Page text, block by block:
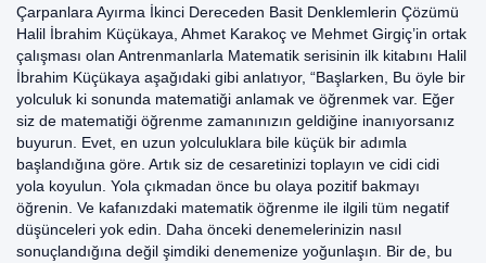
Çarpanlara Ayırma İkinci Dereceden Basit Denklemlerin Çözümü
Halil İbrahim Küçükaya, Ahmet Karakoç ve Mehmet Girgiç’in ortak
çalışması olan Antrenmanlarla Matematik serisinin ilk kitabını Halil
İbrahim Küçükaya aşağıdaki gibi anlatıyor, “Başlarken, Bu öyle bir
yolculuk ki sonunda matematiği anlamak ve öğrenmek var. Eğer
siz de matematiği öğrenme zamanınızın geldiğine inanıyorsanız
buyurun. Evet, en uzun yolculuklara bile küçük bir adımla
başlandığına göre. Artık siz de cesaretinizi toplayın ve cidi cidi
yola koyulun. Yola çıkmadan önce bu olaya pozitif bakmayı
öğrenin. Ve kafanızdaki matematik öğrenme ile ilgili tüm negatif
düşünceleri yok edin. Daha önceki denemelerinizin nasıl
sonuçlandığına değil şimdiki denemenize yoğunlaşın. Bir de, bu